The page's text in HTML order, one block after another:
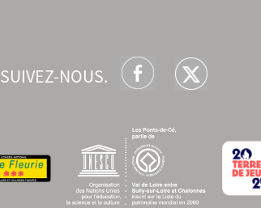
SUIVEZ-NOUS.